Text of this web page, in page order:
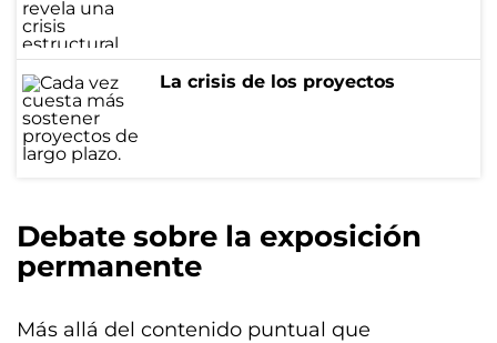
La crisis de los proyectos
Debate sobre la exposición
permanente
Más allá del contenido puntual que